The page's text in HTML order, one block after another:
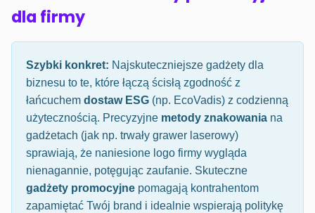
dla firmy
Szybki konkret: Najskuteczniejsze gadżety dla
biznesu to te, które łączą ścisłą zgodność z
łańcuchem dostaw ESG (np. EcoVadis) z codzienną
użytecznością. Precyzyjne metody znakowania na
gadżetach (jak np. trwały grawer laserowy)
sprawiają, że naniesione logo firmy wygląda
nienagannie, potęgując zaufanie. Skuteczne
gadżety promocyjne pomagają kontrahentom
zapamiętać Twój brand i idealnie wspierają politykę